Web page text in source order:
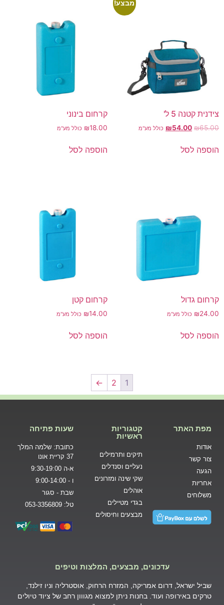
מבצע!
צידנית קטנה 5 ל'
₪65.00
₪54.00 כולל מע"מ
הוספה לסל
קרחום בינוני
₪18.00 כולל מע"מ
הוספה לסל
קרחום גדול
₪24.00 כולל מע"מ
הוספה לסל
קרחום קטן
₪14.00 כולל מע"מ
הוספה לסל
1
2
←
מפת האתר
אודות
צור קשר
הגעה
אחריות
משלוחים
קטגוריות
ראשיות
תיקים ותרמילים
נעליים וסנדלים
שקי שינה ומזרונים
אוהלים
בגדי מטיילים
מבצעים וחיסולים
שעות פתיחה
כתובת: שלמה המלך
37 קריית אונו
א-ה 9:30-19:00
ו - 9:00-14:00
שבת - סגור
טל: 053-3356809
עדכונים, מבצעים, המלצות וטיפים
שביל ישראל, דרום אמריקה, המזרח הרחוק, אוסטרליה וניו זילנד,
טרקים באירופה ועוד. בחנות ניתן למצוא מגווון רחב של ציוד טיולים